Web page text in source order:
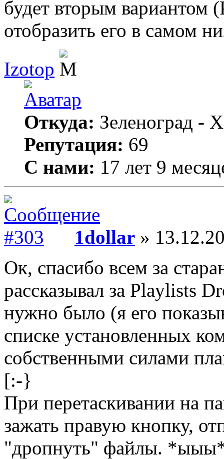
будет вторым вариантом
отобразить его в самом
Izotop
Откуда: Зеленоград -
Репутация: 69
С нами: 17 лет 9
1dollar »
Ок, спасибо всем за
рассказывал за Playlists
нужно было (я его
списке установленных
собственными силами
[:-}
При перетаскивании на
зажать правую кнопку,
"дропнуть" файлы. *ыыы*